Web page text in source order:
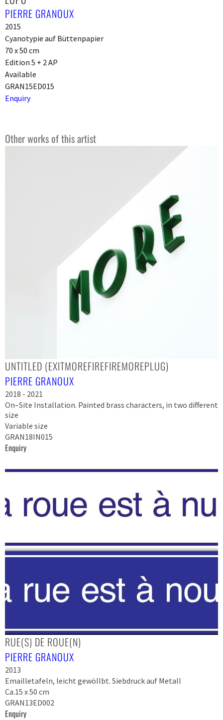
PIERRE GRANOUX
2015
Cyanotypie auf Büttenpapier
70 x 50 cm
Edition 5 + 2 AP
Available
GRAN15ED015
Enquiry
Other works of this artist
UNTITLED (EXITMOREFIREFIREMOREPLUG)
PIERRE GRANOUX
2018 - 2021
On–Site Installation. Painted brass characters, in two different
size
Variable size
GRAN18IN015
Enquiry
RUE(S) DE ROUE(N)
PIERRE GRANOUX
2013
Emailletafeln, leicht gewöllbt. Siebdruck auf Metall
Ca.15 x 50 cm
GRAN13ED002
Enquiry